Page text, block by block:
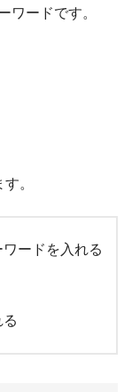
ワードです。
。
ードを入れる